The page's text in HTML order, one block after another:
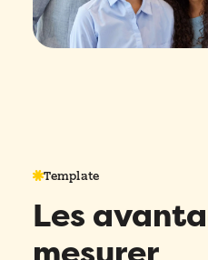
Template
LesRemplissez ce